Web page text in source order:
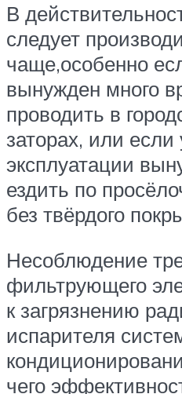
В
следует
чаще,особенно
вынужден много
проводить в
заторах, или если
эксплуатации
ездить по
без твёрдого
Несоблюдение
фильтрующего
к загрязнению
испарителя
чего